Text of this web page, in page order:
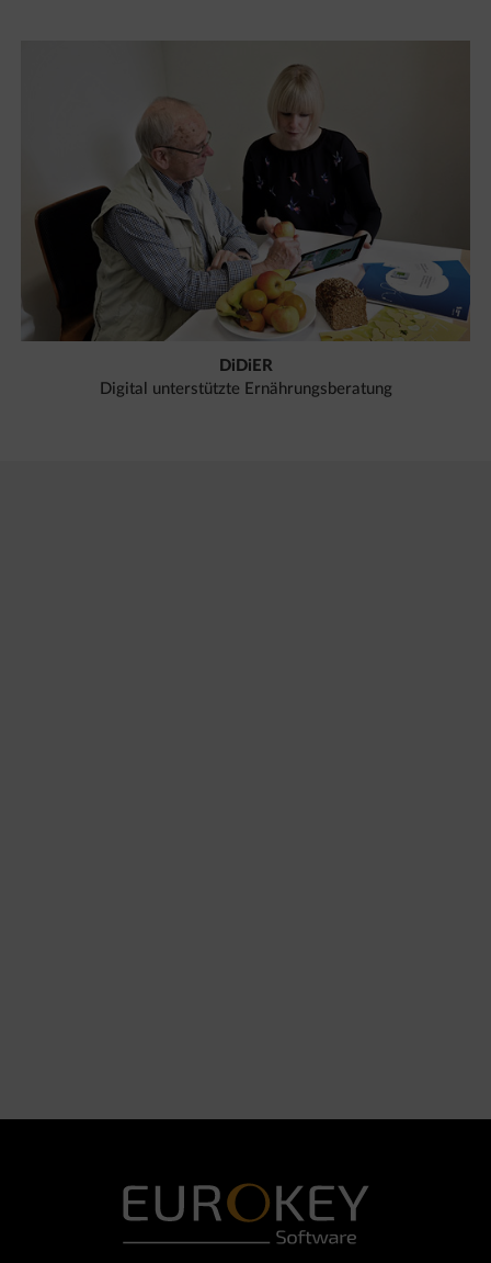
DiDiER
Digital unterstützte Ernährungsberatung